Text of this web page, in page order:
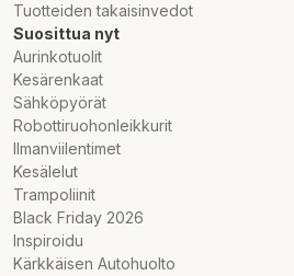
Tuotteiden takaisinvedot
Suosittua nyt
Aurinkotuolit
Kesärenkaat
Sähköpyörät
Robottiruohonleikkurit
Ilmanviilentimet
Kesälelut
Trampoliinit
Black Friday 2026
Inspiroidu
Kärkkäisen Autohuolto